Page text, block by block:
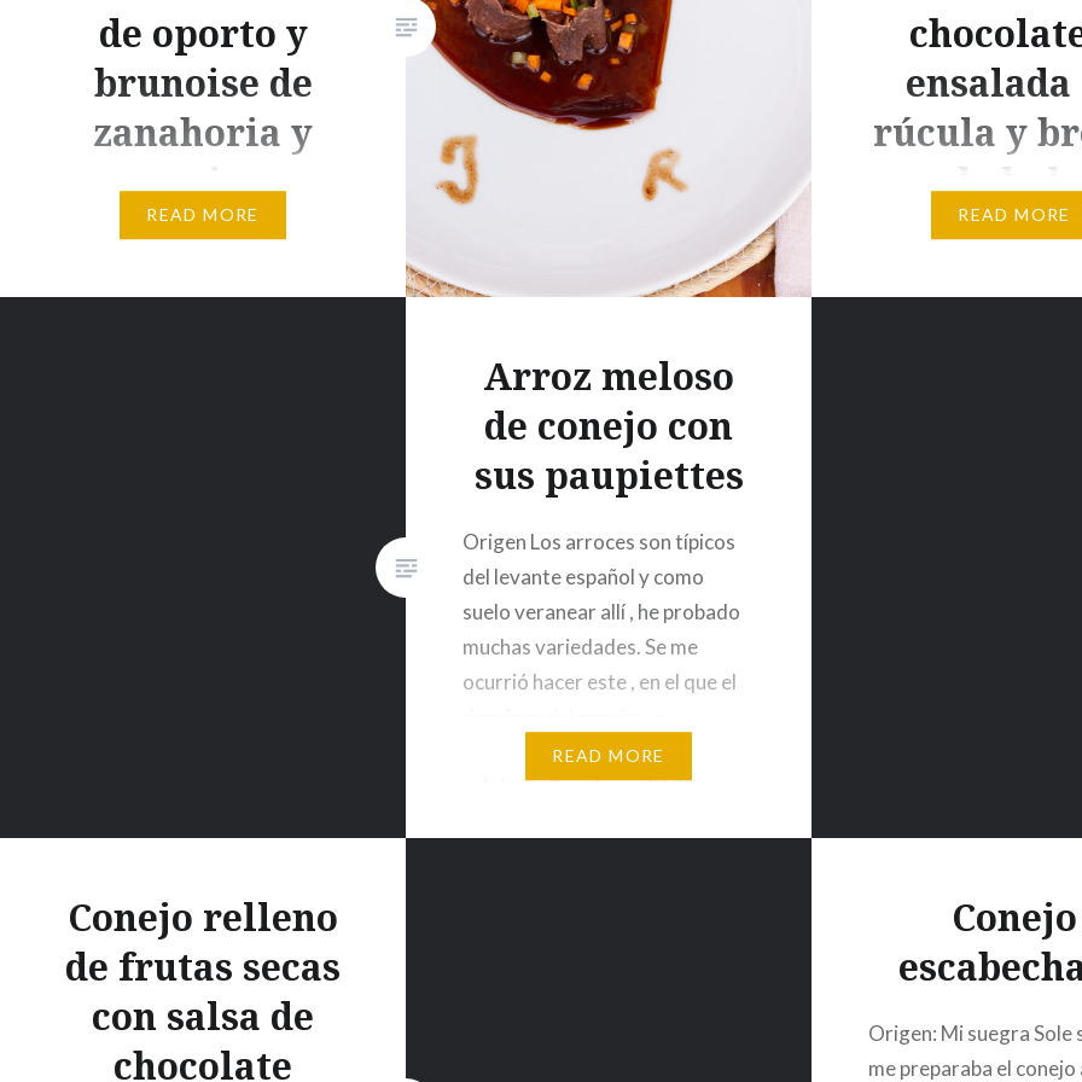
de oporto y
brunoise de
zanahoria y
apio
Origen La pasta fresca la
READ MORE
ensalada
rúcula y
de kale
Origen Los que seguis
READ MORE
Arroz meloso
de conejo con
sus paupiettes
Origen Los arroces son típicos
del levante español y como
suelo veranear allí , he probado
muchas variedades. Se me
ocurrió hacer este , en el que el
preparación es un poco más
original y lleva los paipiettes ,
READ MORE
Conejo relleno
de frutas secas
con salsa de
chocolate
Conejo
Origen: Mi suegra Sole
me preparaba el conejo